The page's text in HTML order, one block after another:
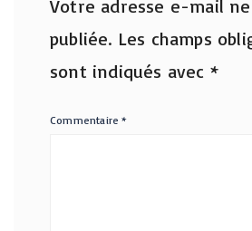
Votre adresse e-mail
publiée. Les champs
sont indiqués avec *
Commentaire*